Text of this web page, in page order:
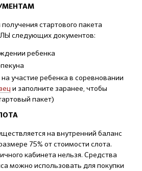
стартового пакета
следующих документов:
ребенка
участие ребенка в соревновании
и заполните заранее, чтобы
пакет)
на внутренний баланс
75% от стоимости слота.
кабинета нельзя. Средства
можно использовать для покупки